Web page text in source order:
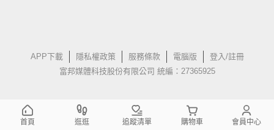
APP下載 隱私權政策 服務條款 電腦版
登入/註冊
富邦媒體科技股份有限公司 統編：27365925
首頁 逛逛 追蹤清單 購物車 會員中心